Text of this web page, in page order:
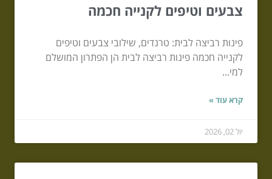
צבעים וטיפים לקנייה חכמה
פינות רביצה לבית: טרנדים, שילובי צבעים וטיפים
לקנייה חכמה פינות רביצה לבית הן הפתרון המושלם
למי...
קרא עוד »
יול 02, 2026